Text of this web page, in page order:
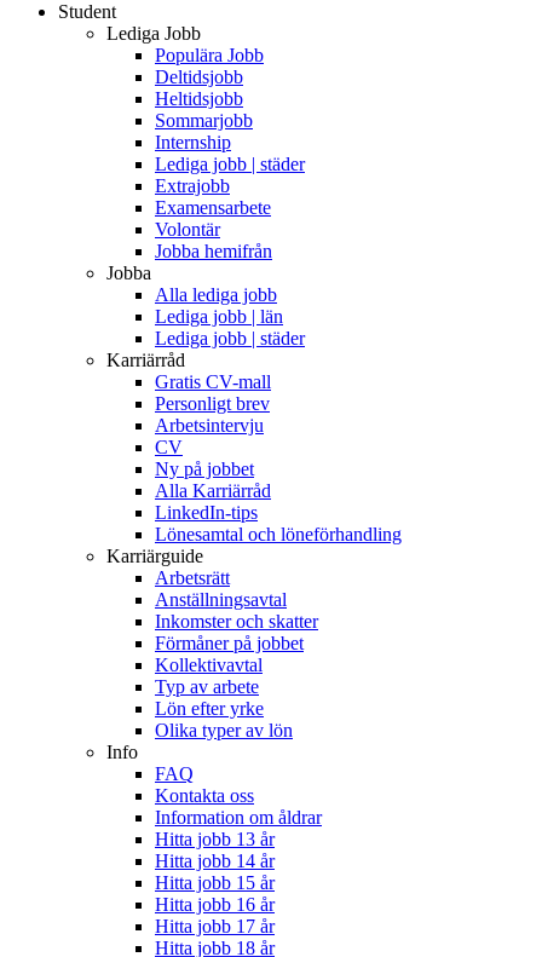
Student
Lediga Jobb
Populära Jobb
Deltidsjobb
Heltidsjobb
Sommarjobb
Internship
Lediga jobb | städer
Extrajobb
Examensarbete
Volontär
Jobba hemifrån
Jobba
Alla lediga jobb
Lediga jobb | län
Lediga jobb | städer
Karriärråd
Gratis CV-mall
Personligt brev
Arbetsintervju
CV
Ny på jobbet
Alla Karriärråd
LinkedIn-tips
Lönesamtal och löneförhandling
Karriärguide
Arbetsrätt
Anställningsavtal
Inkomster och skatter
Förmåner på jobbet
Kollektivavtal
Typ av arbete
Lön efter yrke
Olika typer av lön
Info
FAQ
Kontakta oss
Information om åldrar
Hitta jobb 13 år
Hitta jobb 14 år
Hitta jobb 15 år
Hitta jobb 16 år
Hitta jobb 17 år
Hitta jobb 18 år